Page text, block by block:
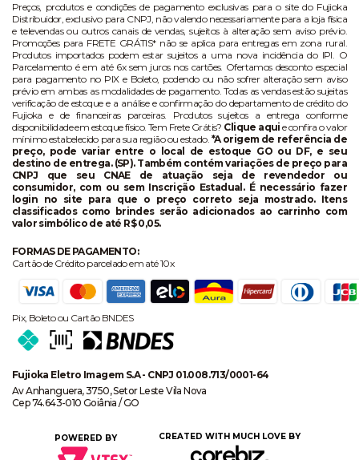
Preços, produtos e condições de pagamento exclusivas para o site do Fujioka
Distribuidor, exclusivo para CNPJ, não valendo necessariamente para a loja física
e televendas ou outros canais de vendas, sujeitos à alteração sem aviso prévio.
Promoções para FRETE GRÁTIS* não se aplica para entregas em zona rural.
Produtos importados podem estar sujeitos a uma nova incidência do IPI. O
Parcelamento é em até 6x sem juros nos cartões. Ofertamos desconto especial
para pagamento no PIX e Boleto, podendo ou não sofrer alteração sem aviso
prévio em ambas as modalidades de pagamento. Todas as vendas estão sujeitas
verificação de estoque e a análise e confirmação do departamento de crédito do
Fujioka e de financeiras parceiras. Produtos sujeitos a entrega conforme
disponibilidade em estoque físico. Tem Frete Grátis? Clique aqui e confira o valor
mínimo estabelecido para sua região ou estado. *A origem de referência de
preço, pode variar entre o local de estoque GO ou DF, e seu
destino de entrega. (SP). Também contém variações de preço para
CNPJ que seu CNAE de atuação seja de revendedor ou
consumidor, com ou sem Inscrição Estadual. É necessário fazer
login no site para que o preço correto seja mostrado. Itens
classificados como brindes serão adicionados ao carrinho com
valor simbólico de até R$ 0,05.
FORMAS DE PAGAMENTO:
Cartão de Crédito parcelado em até 10x
Pix, Boleto ou Cartão BNDES
Fujioka Eletro Imagem S.A - CNPJ 01.008.713/0001-64
Av Anhanguera, 3750, Setor Leste Vila Nova
Cep 74.643-010 Goiânia / GO
POWERED BY CREATED WITH MUCH LOVE BY